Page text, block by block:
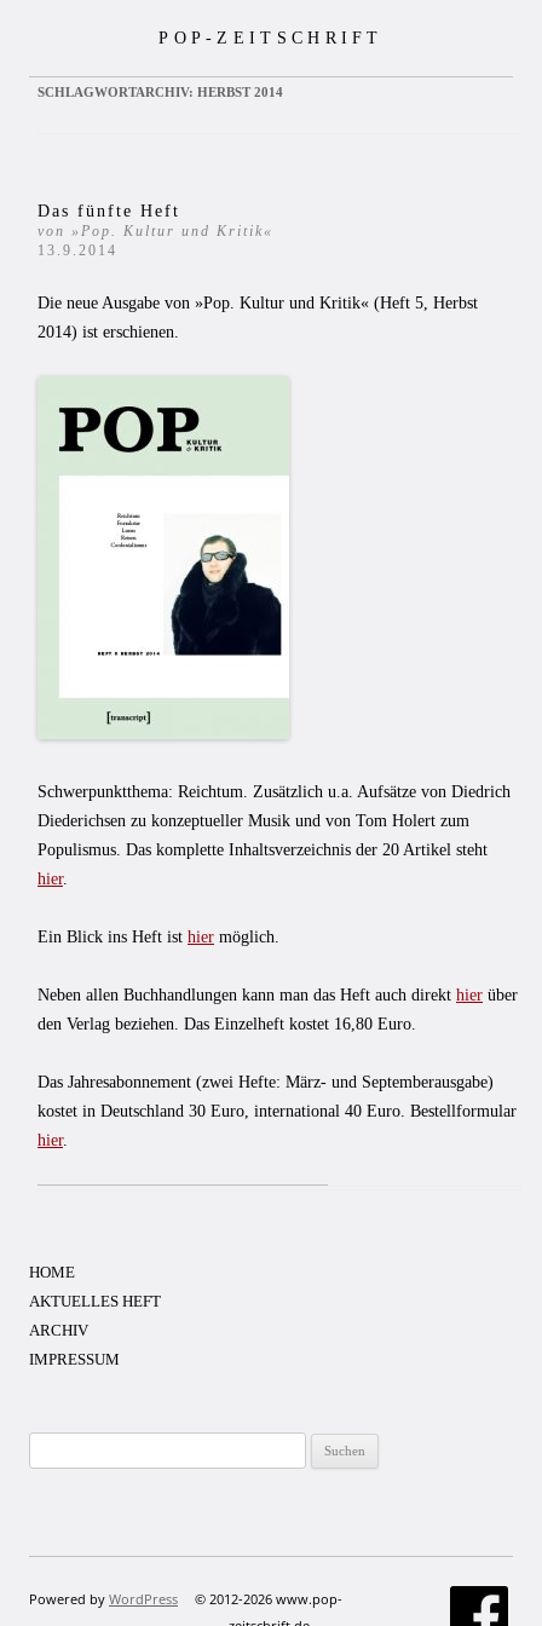
POP-ZEITSCHRIFT
SCHLAGWORTARCHIV: HERBST 2014
Das fünfte Heft
von »Pop. Kultur und Kritik«
13.9.2014
Die neue Ausgabe von »Pop. Kultur und Kritik« (Heft 5, Herbst
2014) ist erschienen.
Schwerpunktthema: Reichtum. Zusätzlich u.a. Aufsätze von Diedrich
Diederichsen zu konzeptueller Musik und von Tom Holert zum
Populismus. Das komplette Inhaltsverzeichnis der 20 Artikel steht
hier.
Ein Blick ins Heft ist hier möglich.
Neben allen Buchhandlungen kann man das Heft auch direkt hier über
den Verlag beziehen. Das Einzelheft kostet 16,80 Euro.
Das Jahresabonnement (zwei Hefte: März- und Septemberausgabe)
kostet in Deutschland 30 Euro, international 40 Euro. Bestellformular
hier.
HOME
AKTUELLES HEFT
ARCHIV
IMPRESSUM
nach:
Powered by WordPress
© 2012-2026 www.pop-